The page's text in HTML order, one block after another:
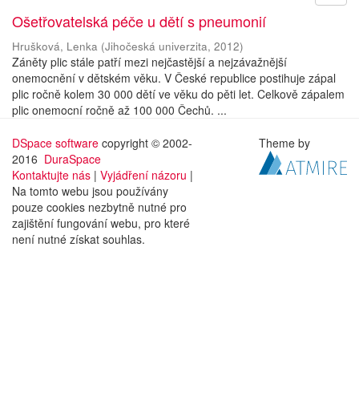
Ošetřovatelská péče u dětí s pneumonií
Hrušková, Lenka (Jihočeská univerzita, 2012)
Záněty plic stále patří mezi nejčastější a nejzávažnější
onemocnění v dětském věku. V České republice postihuje zápal
plic ročně kolem 30 000 dětí ve věku do pěti let. Celkově zápalem
plic onemocní ročně až 100 000 Čechů. ...
DSpace software copyright © 2002-
2016 DuraSpace
Kontaktujte nás | Vyjádření názoru |
Na tomto webu jsou používány
pouze cookies nezbytně nutné pro
zajištění fungování webu, pro které
není nutné získat souhlas.
Theme by